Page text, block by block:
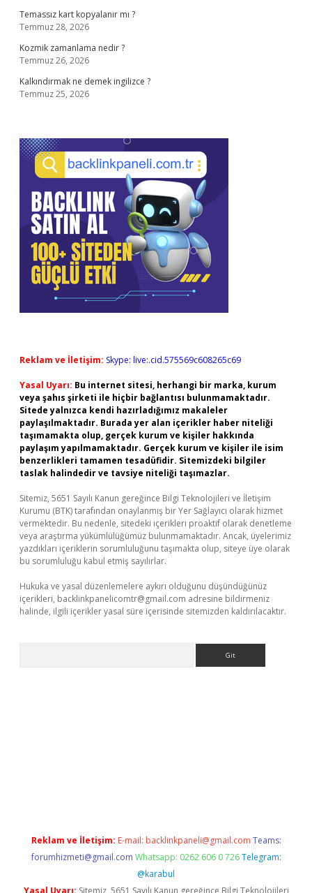
Temassız kart kopyalanır mı ?
Temmuz 28, 2026
Kozmik zamanlama nedir ?
Temmuz 26, 2026
Kalkındırmak ne demek ingilizce ?
Temmuz 25, 2026
Reklam ve İletişim: Skype: live:.cid.575569c608265c69
Yasal Uyarı: Bu internet sitesi, herhangi bir marka, kurum
veya şahıs şirketi ile hiçbir bağlantısı bulunmamaktadır.
Sitede yalnızca kendi hazırladığımız makaleler
paylaşılmaktadır. Burada yer alan içerikler haber niteliği
taşımamakta olup, gerçek kurum ve kişiler hakkında
paylaşım yapılmamaktadır. Gerçek kurum ve kişiler ile isim
benzerlikleri tamamen tesadüfidir. Sitemizdeki bilgiler
taslak halindedir ve tavsiye niteliği taşımazlar.
Sitemiz, 5651 Sayılı Kanun gereğince Bilgi Teknolojileri ve İletişim
Kurumu (BTK) tarafından onaylanmış bir Yer Sağlayıcı olarak hizmet
vermektedir. Bu nedenle, sitedeki içerikleri proaktif olarak denetleme
veya araştırma yükümlülüğümüz bulunmamaktadır. Ancak, üyelerimiz
yazdıkları içeriklerin sorumluluğunu taşımakta olup, siteye üye olarak
bu sorumluluğu kabul etmiş sayılırlar.
Hukuka ve yasal düzenlemelere aykırı olduğunu düşündüğünüz
içerikleri, backlinkpanelicomtr@gmail.com adresine bildirmeniz
halinde, ilgili içerikler yasal süre içerisinde sitemizden kaldırılacaktır.
Reklam ve İletişim: E-mail: backlinkpaneli@gmail.com Teams:
forumhizmeti@gmail.com Whatsapp: 0262 606 0 726 Telegram:
@karabul
Yasal Uyarı: Sitemiz, 5651 Sayılı Kanun gereğince Bilgi Teknolojileri